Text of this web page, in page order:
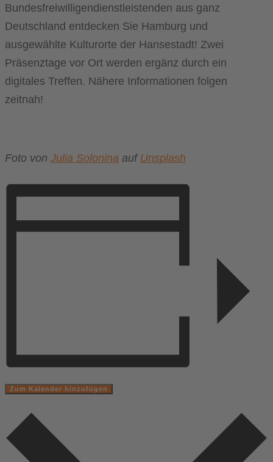
Bundesfreiwilligendienstleistenden aus ganz
Deutschland entdecken Sie Hamburg und
ausgewählte Kulturorte der Hansestadt! Zwei
Präsenztage vor Ort werden ergänz durch ein
digitales Treffen. Nähere Informationen folgen
zeitnah!
Foto von Julia Solonina auf Unsplash
Zum Kalender hinzufügen